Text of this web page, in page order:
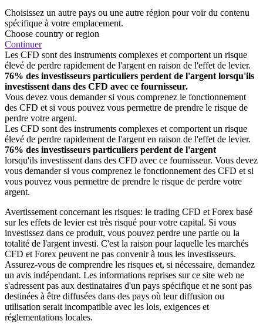
Choisissez un autre pays ou une autre région pour voir du contenu
spécifique à votre emplacement.
Choose country or region
Continuer
Les CFD sont des instruments complexes et comportent un risque
élevé de perdre rapidement de l'argent en raison de l'effet de levier.
76% des investisseurs particuliers perdent de l'argent lorsqu'ils
investissent dans des CFD avec ce fournisseur.
Vous devez vous demander si vous comprenez le fonctionnement
des CFD et si vous pouvez vous permettre de prendre le risque de
perdre votre argent.
Les CFD sont des instruments complexes et comportent un risque
élevé de perdre rapidement de l'argent en raison de l'effet de levier.
76% des investisseurs particuliers perdent de l'argent
lorsqu'ils investissent dans des CFD avec ce fournisseur. Vous devez
vous demander si vous comprenez le fonctionnement des CFD et si
vous pouvez vous permettre de prendre le risque de perdre votre
argent.
Avertissement concernant les risques: le trading CFD et Forex basé
sur les effets de levier est très risqué pour votre capital. Si vous
investissez dans ce produit, vous pouvez perdre une partie ou la
totalité de l'argent investi. C'est la raison pour laquelle les marchés
CFD et Forex peuvent ne pas convenir à tous les investisseurs.
Assurez-vous de comprendre les risques et, si nécessaire, demandez
un avis indépendant. Les informations reprises sur ce site web ne
s'adressent pas aux destinataires d'un pays spécifique et ne sont pas
destinées à être diffusées dans des pays où leur diffusion ou
utilisation serait incompatible avec les lois, exigences et
réglementations locales.